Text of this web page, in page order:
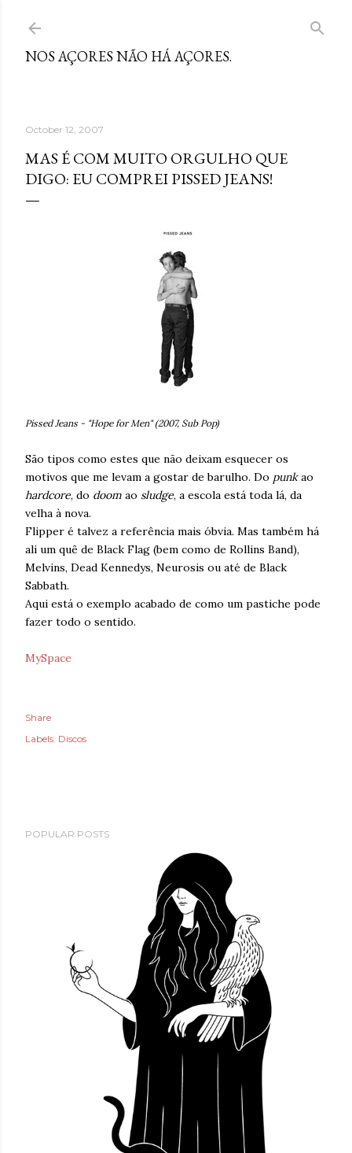
NOS AÇORES NÃO HÁ AÇORES.
October 12, 2007
MAS É COM MUITO ORGULHO QUE
DIGO: EU COMPREI PISSED JEANS!
Pissed Jeans - "Hope for Men" (2007, Sub Pop)
São tipos como estes que não deixam esquecer os
motivos que me levam a gostar de barulho. Do punkao
hardcore, do doom ao sludge, a escola está toda lá, da
velha à nova.
Flipper é talvez a referência mais óbvia. Mas também há
ali um quê de Black Flag (bem como de Rollins Band),
Melvins, Dead Kennedys, Neurosis ou até de Black
Sabbath.
Aqui está o exemplo acabado de como um pastiche pode
fazer todo o sentido.
MySpace
Share
Labels: Discos
POPULAR POSTS